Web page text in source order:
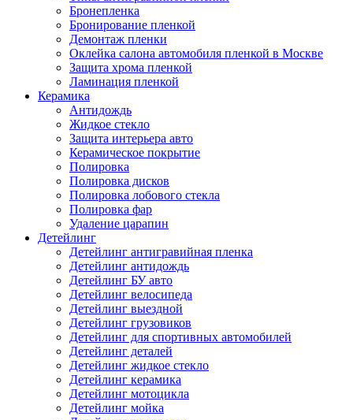
Бронепленка
Бронирование пленкой
Демонтаж пленки
Оклейка салона автомобиля пленкой в Москве
Защита хрома пленкой
Ламинация пленкой
Керамика
Антидождь
Жидкое стекло
Защита интерьера авто
Керамическое покрытие
Полировка
Полировка дисков
Полировка лобового стекла
Полировка фар
Удаление царапин
Детейлинг
Детейлинг антигравийная пленка
Детейлинг антидождь
Детейлинг БУ авто
Детейлинг велосипеда
Детейлинг выездной
Детейлинг грузовиков
Детейлинг для спортивных автомобилей
Детейлинг деталей
Детейлинг жидкое стекло
Детейлинг керамика
Детейлинг мотоцикла
Детейлинг мойка